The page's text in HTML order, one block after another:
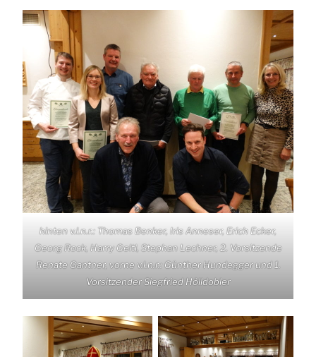
hinten v.l.n.r.: Thomas Benker, Iris Anneser, Erich Ecker,
Georg Rock, Harry Geltl, Stephan Lechner, 2. Vorsitzende
Renate Gantner, vorne v.l.n.r.: Günther Hundegger und 1.
Vorsitzender Siegfried Hölldobler